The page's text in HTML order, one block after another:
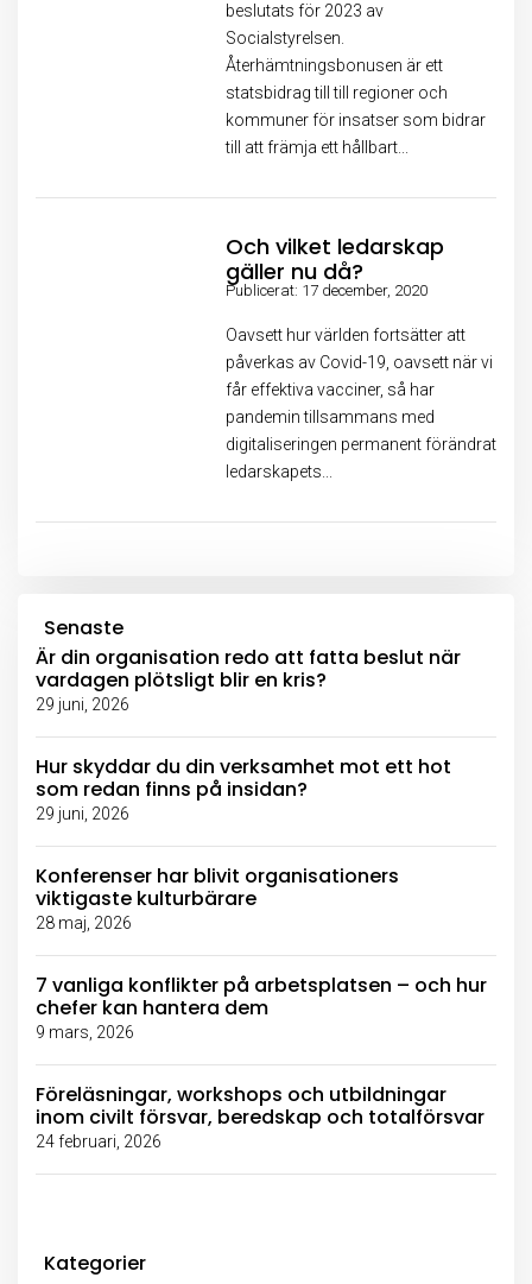
beslutats för 2023 av
Socialstyrelsen.
Återhämtningsbonusen är ett
statsbidrag till till regioner och
kommuner för insatser som bidrar
till att främja ett hållbart...
Och vilket ledarskap
gäller nu då?
Publicerat: 17 december, 2020
Oavsett hur världen fortsätter att
påverkas av Covid-19, oavsett när vi
får effektiva vacciner, så har
pandemin tillsammans med
digitaliseringen permanent förändrat
ledarskapets...
Senaste
Är din organisation redo att fatta beslut när
vardagen plötsligt blir en kris?
29 juni, 2026
Hur skyddar du din verksamhet mot ett hot
som redan finns på insidan?
29 juni, 2026
Konferenser har blivit organisationers
viktigaste kulturbärare
28 maj, 2026
7 vanliga konflikter på arbetsplatsen – och hur
chefer kan hantera dem
9 mars, 2026
Föreläsningar, workshops och utbildningar
inom civilt försvar, beredskap och totalförsvar
24 februari, 2026
Kategorier